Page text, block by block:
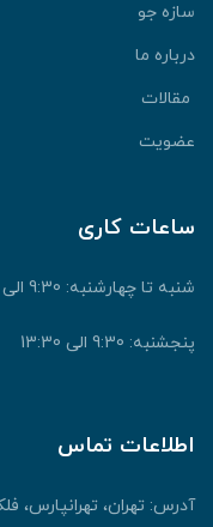
سازه جو
درباره ما
مقالات
عضویت
ساعات کاری
شنبه تا چهارشنبه: 9:30 الی 18:00
پنجشنبه: 9:30 الی 13:30
اطلاعات تماس